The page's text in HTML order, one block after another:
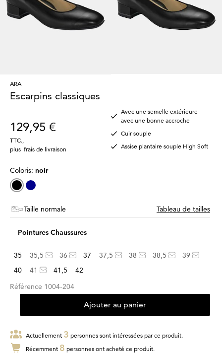
ARA
Escarpins classiques
129,95 €
TTC.
plus frais de livraison
Avec une semelle extérieure
avec une bonne accroche
Cuir souple
Assise plantaire souple High Soft
Coloris: noir
Taille normale Tableau de tailles
Pointures Chaussures
35 35,5 36 37 37,5 38 38,5
39
40
41 41,5
42
Référence 1004-204
Ajouter au panier
Actuellement 3 personnes sont intéressées par ce produit.
Récemment 8 personnes ont acheté ce produit.